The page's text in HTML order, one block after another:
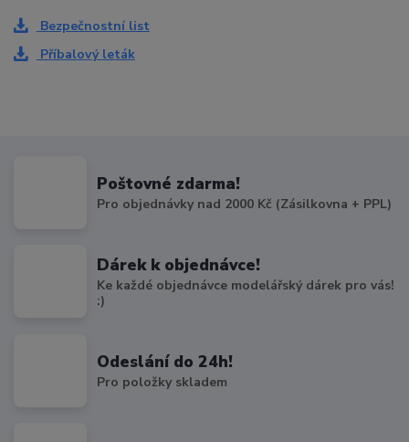
Bezpečnostní list
Příbalový leták
Poštovné zdarma!
Pro objednávky nad 2000 Kč (Zásilkovna + PPL)
Dárek k objednávce!
Ke každé objednávce modelářský dárek pro vás!
:)
Odeslání do 24h!
Pro položky skladem